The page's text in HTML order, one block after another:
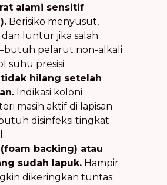
alami sensitif
Berisiko menyusut,
dan luntur jika salah
pelarut non-alkali
suhu presisi.
tidak hilang setelah
Indikasi koloni
masih aktif di lapisan
disinfeksi tingkat
backing) atau
sudah lapuk. Hampir
dikeringkan tuntas;